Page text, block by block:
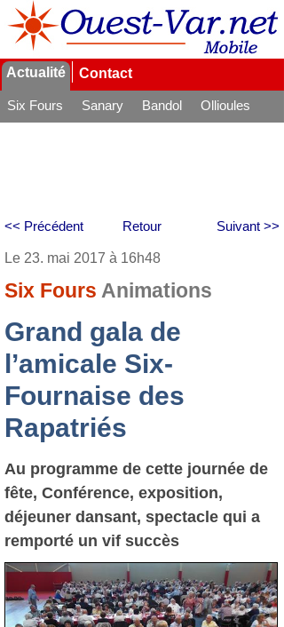
Actualité Contact
Six Fours Sanary Bandol
Ollioules
Retour
<< Précédent Suivant >>
Le 23. mai 2017 à 16h48
Six Fours Animations
Grand gala de
l’amicale Six-
Fournaise des
Rapatriés
Au programme de cette journée de
fête, Conférence, exposition,
déjeuner dansant, spectacle qui a
remporté un vif succès